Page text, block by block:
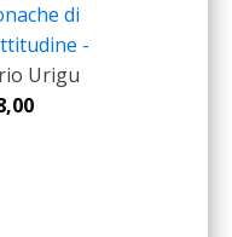
di
-
Urigu